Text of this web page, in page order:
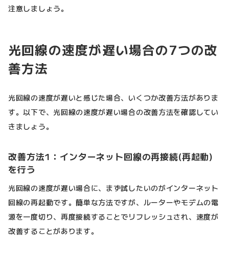
注意しましょう。
光回線の速度が遅い場合の7つの改
善方法
光回線の速度が遅いと感じた場合、いくつか改善方法がありま
す。以下で、光回線の速度が遅い場合の改善方法を確認してい
きましょう。
改善方法1：インターネット回線の再接続(再起動)
を行う
光回線の速度が遅い場合に、まず試したいのがインターネット
回線の再起動です。簡単な方法ですが、ルーターやモデムの電
源を一度切り、再度接続することでリフレッシュされ、速度が
改善することがあります。